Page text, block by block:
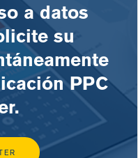
a datos
su
PPC